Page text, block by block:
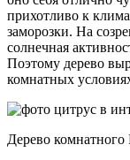
прихотливо к
заморозки. На
солнечная
Поэтому дерево
комнатных
Дерево